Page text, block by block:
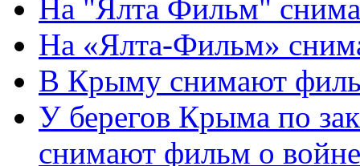
На "Ялта Фильм"
На «Ялта-Фильм»
В Крыму снимают
У берегов Крыма по
снимают фильм о войне